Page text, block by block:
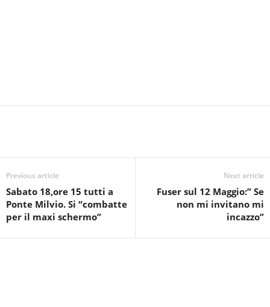
Previous article
Sabato 18,ore 15 tutti a
Ponte Milvio. Si “combatte
per il maxi schermo”
Next article
Fuser sul 12 Maggio:” Se
non mi invitano mi
incazzo”